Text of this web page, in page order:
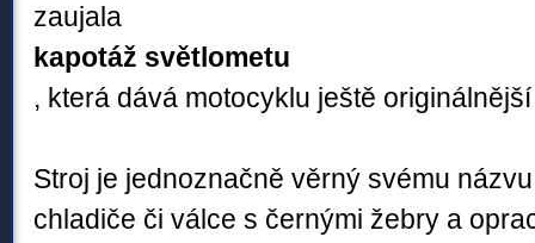
zaujala
kapotáž světlometu
, která dává motocyklu ještě
Stroj je jednoznačně věrný svému
chladiče či válce s černými žebry a